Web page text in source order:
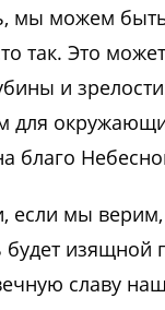
мы можем
так. Это
и
для
благо
мы
изящной
славу